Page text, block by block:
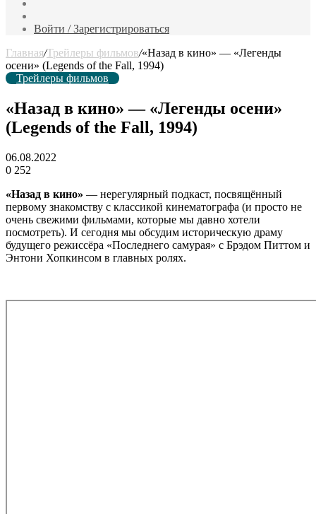
фильм
Войти / Зарегистрироваться
Главная/Трейлеры фильмов/«Назад в кино» — «Легенды
осени» (Legends of the Fall, 1994)
Трейлеры фильмов
«Назад в кино» — «Легенды осени»
(Legends of the Fall, 1994)
06.08.2022
0 252
«Назад в кино» — нерегулярный подкаст, посвящённый
первому знакомству с классикой кинематографа (и просто не
очень свежими фильмами, которые мы давно хотели
посмотреть). И сегодня мы обсудим историческую драму
будущего режиссёра «Последнего самурая» с Брэдом Питтом и
Энтони Хопкинсом в главных ролях.